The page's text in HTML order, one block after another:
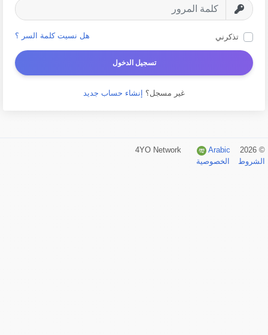
تذكرني هل نسيت كلمة السر ؟
تسجيل الدخول
غير مسجل؟ إنشاء حساب جديد
© 2026 4YO Network
Arabic
الشروط
الخصوصية